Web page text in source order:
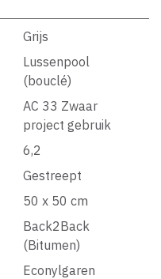
Grijs
Lussenpool
(bouclé)
AC 33 Zwaar
project gebruik
6,2
Gestreept
50 x 50 cm
Back2Back
(Bitumen)
Econylgaren